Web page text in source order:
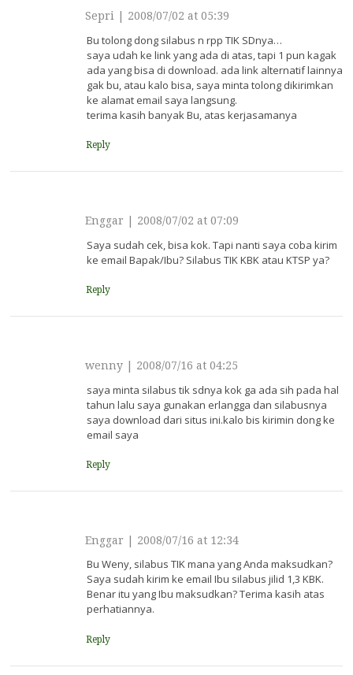
Sepri 2008/07/02 at 05:39
Bu tolong dong silabus n rpp TIK SDnya…
saya udah ke link yang ada di atas, tapi 1 pun kagak
ada yang bisa di download. ada link alternatif lainnya
gak bu, atau kalo bisa, saya minta tolong dikirimkan
ke alamat email saya langsung.
terima kasih banyak Bu, atas kerjasamanya
Reply
Enggar 2008/07/02 at 07:09
Saya sudah cek, bisa kok. Tapi nanti saya coba kirim
ke email Bapak/Ibu? Silabus TIK KBK atau KTSP ya?
Reply
wenny 2008/07/16 at 04:25
saya minta silabus tik sdnya kok ga ada sih pada hal
tahun lalu saya gunakan erlangga dan silabusnya
saya download dari situs ini.kalo bis kirimin dong ke
email saya
Reply
Enggar 2008/07/16 at 12:34
Bu Weny, silabus TIK mana yang Anda maksudkan?
Saya sudah kirim ke email Ibu silabus jilid 1,3 KBK.
Benar itu yang Ibu maksudkan? Terima kasih atas
perhatiannya.
Reply